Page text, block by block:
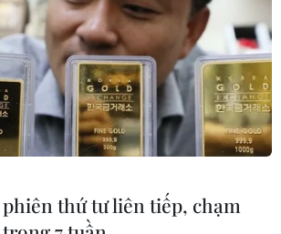
MỤC
điểm vụ cá Nam,
phiên thứ tư liên tiếp, chạm